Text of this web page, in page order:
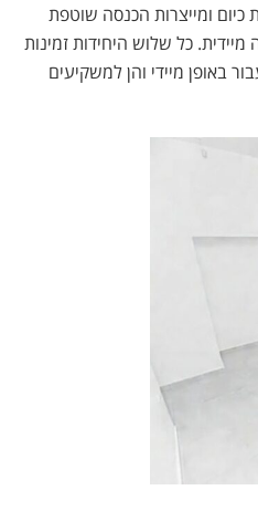
ומייצרות הכנסה שוטפת
כל שלוש היחידות זמינות
באופן מיידי והן למשקיעים